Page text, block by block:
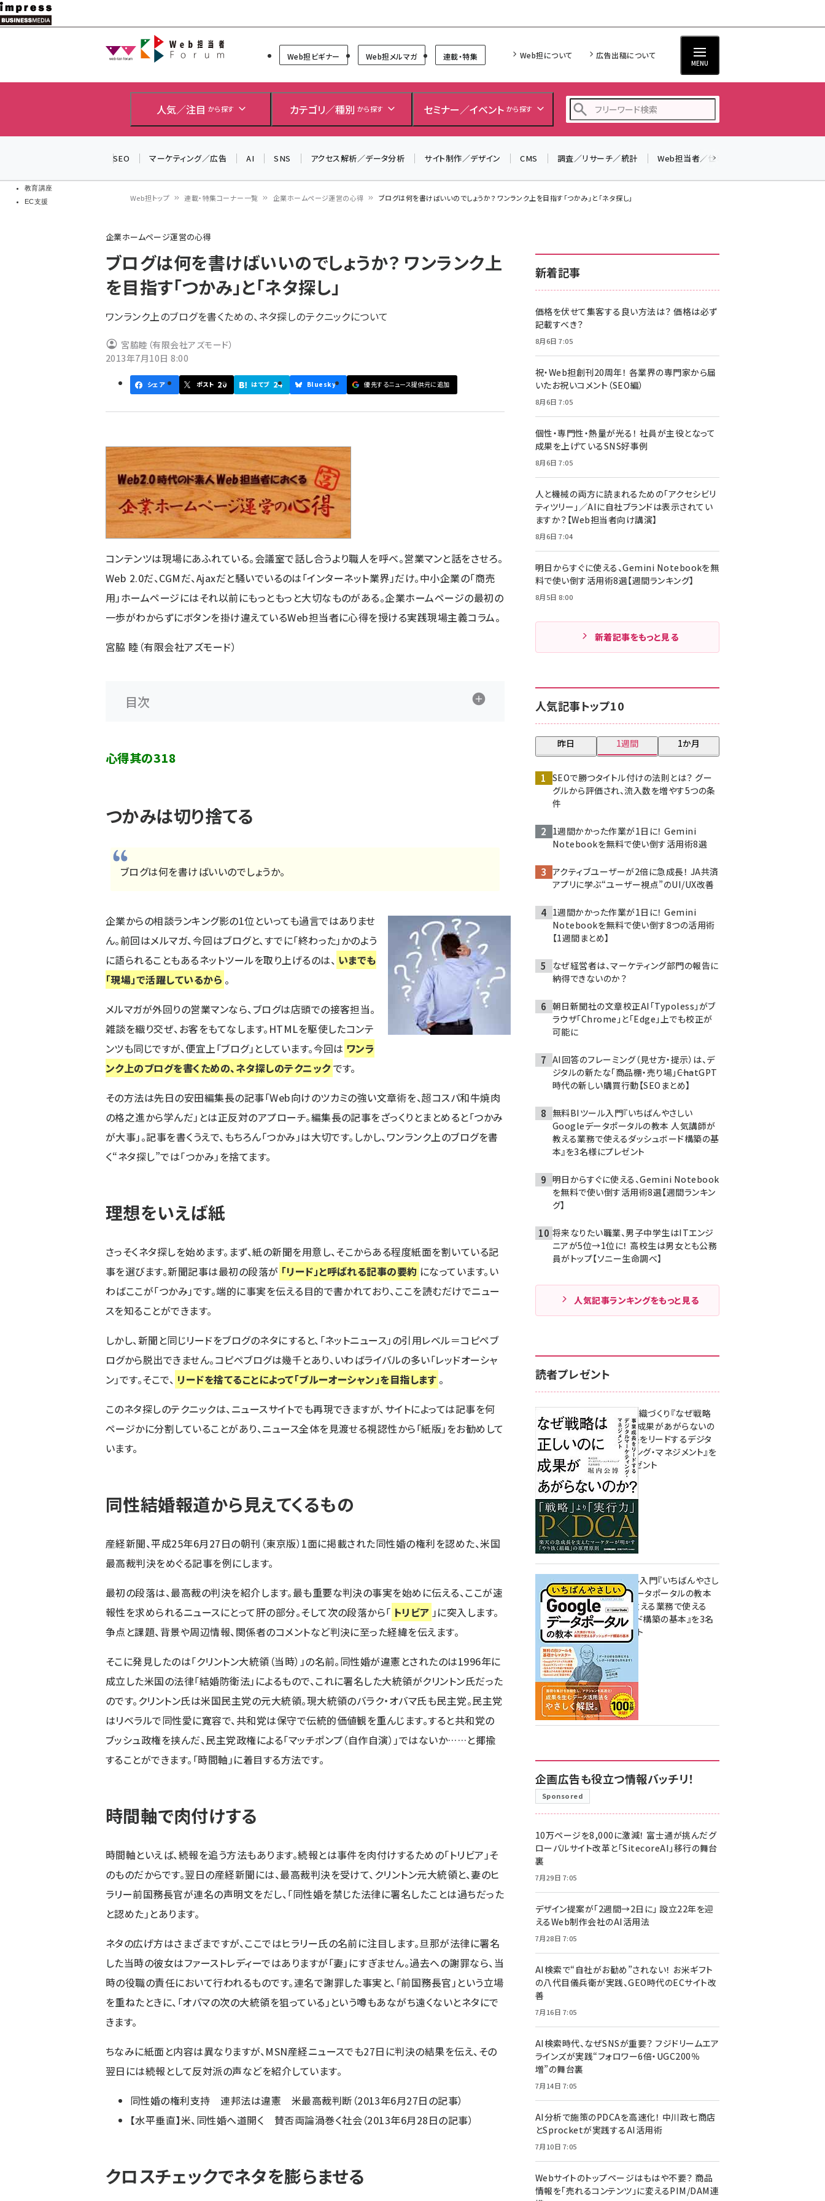
メ
イ
教育講座
EC支援
Web担当者Forum
Web担ビギナー Web担メルマガ 連載・特集 Web担について 広告出稿について
MENU
人気／注目 から探す カテゴリ／種別 から探す セミナー／イベント から探す
z世代 (1622)
meo (1275)
SEO マーケティング／広告 AI SNS アクセス解析／データ分析 サイト制作／デザイン CMS 調査／リサーチ／統計 Web担当者／仕事
ン
く
ず
Web担トップ 連載・特集コーナー一覧 企業ホームページ運営の心得 ブログは何を書けばいいのでしょうか？ ワンランク上を目指す「つかみ」と「ネタ探し」
企業ホームページ運営の心得
ブログは何を書けばいいのでしょうか？ ワンランク上
を目指す「つかみ」と「ネタ探し」
ワンランク上のブログを書くための、ネタ探しのテクニックについて
宮脇睦（有限会社アズモード）
2013年7月10日 8:00
シェア ポスト 20 はてブ 24 Bluesky 優先するニュース提供元に追加
コンテンツは現場にあふれている。会議室で話し合うより職人を呼べ。営業マンと話をさせろ。
Web 2.0だ、CGMだ、Ajaxだと騒いでいるのは「インターネット業界」だけ。中小企業の「商売
用」ホームページにはそれ以前にもっともっと大切なものがある。企業ホームページの最初の
一歩がわからずにボタンを掛け違えているWeb担当者に心得を授ける実践現場主義コラム。
宮脇 睦（有限会社アズモード）
目次
心得其の318
つかみは切り捨てる
ブログは何を書けばいいのでしょうか。
企業からの相談ランキング影の1位といっても過言ではありませ
ん。前回はメルマガ、今回はブログと、すでに「終わった」かのよう
に語られることもあるネットツールを取り上げるのは、 いまでも
「現場」で活躍しているから 。
メルマガが外回りの営業マンなら、ブログは店頭での接客担当。
雑談を織り交ぜ、お客をもてなします。HTMLを駆使したコンテ
ンツも同じですが、便宜上「ブログ」としています。今回は ワンラ
ンク上のブログを書くための、ネタ探しのテクニックです。
その方法は先日の安田編集長の記事「Web向けのツカミの強い文章術を、超コスパ和牛焼肉
の格之進から学んだ」とは正反対のアプローチ。編集長の記事をざっくりとまとめると「つかみ
が大事」。記事を書くうえで、もちろん「つかみ」は大切です。しかし、ワンランク上のブログを書
く“ネタ探し”では「つかみ」を捨てます。
理想をいえば紙
さっそくネタ探しを始めます。まず、紙の新聞を用意し、そこからある程度紙面を割いている記
事を選びます。新聞記事は最初の段落が 「リード」と呼ばれる記事の要約 になっています。い
わばここが「つかみ」です。端的に事実を伝える目的で書かれており、ここを読むだけでニュー
スを知ることができます。
しかし、新聞と同じリードをブログのネタにすると、「ネットニュース」の引用レベル＝コピペブ
ログから脱出できません。コピペブログは幾千とあり、いわばライバルの多い「レッドオーシャ
ン」です。そこで、 リードを捨てることによって「ブルーオーシャン」を目指します 。
このネタ探しのテクニックは、ニュースサイトでも再現できますが、サイトによっては記事を何
ページかに分割していることがあり、ニュース全体を見渡せる視認性から「紙版」をお勧めして
います。
同性結婚報道から見えてくるもの
産経新聞、平成25年6月27日の朝刊（東京版）1面に掲載された同性婚の権利を認めた、米国
最高裁判決をめぐる記事を例にします。
最初の段落は、最高裁の判決を紹介します。最も重要な判決の事実を始めに伝える、ここが速
報性を求められるニュースにとって肝の部分。そして次の段落から「 トリビア 」に突入します。
争点と課題、背景や周辺情報、関係者のコメントなど判決に至った経緯を伝えます。
そこに発見したのは「クリントン大統領（当時）」の名前。同性婚が違憲とされたのは1996年に
成立した米国の法律「結婚防衛法」によるもので、これに署名した大統領がクリントン氏だった
のです。クリントン氏は米国民主党の元大統領。現大統領のバラク・オバマ氏も民主党。民主党
はリベラルで同性愛に寛容で、共和党は保守で伝統的価値観を重んじます。すると共和党の
ブッシュ政権を挟んだ、民主党政権による「マッチポンプ（自作自演）」ではないか……と揶揄
することができます。「時間軸」に着目する方法です。
時間軸で肉付けする
時間軸といえば、続報を追う方法もあります。続報とは事件を肉付けするための「トリビア」そ
のものだからです。翌日の産経新聞には、最高裁判決を受けて、クリントン元大統領と、妻のヒ
ラリー前国務長官が連名の声明文をだし、「同性婚を禁じた法律に署名したことは過ちだった
と認めた」とあります。
ネタの広げ方はさまざまですが、ここではヒラリー氏の名前に注目します。旦那が法律に署名
した当時の彼女はファーストレディーではありますが「妻」にすぎません。過去への謝罪なら、当
時の役職の責任において行われるものです。連名で謝罪した事実と、「前国務長官」という立場
を重ねたときに、「オバマの次の大統領を狙っている」という噂もあながち遠くないとネタにで
きます。
ちなみに紙面と内容は異なりますが、MSN産経ニュースでも27日に判決の結果を伝え、その
翌日には続報として反対派の声などを紹介しています。
同性婚の権利支持 連邦法は違憲 米最高裁判断 （2013年6月27日の記事）
【水平垂直】米、同性婚へ道開く 賛否両論渦巻く社会（2013年6月28日の記事）
クロスチェックでネタを膨らませる
新着記事
価格を伏せて集客する良い方法は？ 価格は必ず
記載すべき？
8月6日 7:05
祝・Web担創刊20周年！ 各業界の専門家から届
いたお祝いコメント（SEO編）
8月6日 7:05
個性・専門性・熱量が光る！ 社員が主役となって
成果を上げているSNS好事例
8月6日 7:05
人と機械の両方に読まれるための「アクセシビリ
ティツリー」／AIに自社ブランドは表示されてい
ますか？【Web担当者向け講演】
8月6日 7:04
明日からすぐに使える、Gemini Notebookを無
料で使い倒す活用術8選【週間ランキング】
8月5日 8:00
新着記事をもっと見る
人気記事トップ10
昨日 1週間 1か月
SEOで勝つタイトル付けの法則とは？ グー
グルから評価され、流入数を増やす5つの条
件
1週間かかった作業が1日に！ Gemini
Notebookを無料で使い倒す活用術8選
アクティブユーザーが2倍に急成長！ JA共済
アプリに学ぶ“ユーザー視点”のUI/UX改善
1週間かかった作業が1日に！ Gemini
Notebookを無料で使い倒す8つの活用術
【1週間まとめ】
なぜ経営者は、マーケティング部門の報告に
納得できないのか？
朝日新聞社の文章校正AI「Typoless」がブ
ラウザ「Chrome」と「Edge」上でも校正が
可能に
AI回答のフレーミング（見せ方・提示）は、デ
ジタルの新たな「商品棚・売り場」――ChatGPT
時代の新しい購買行動【SEOまとめ】
無料BIツール入門『いちばんやさしい
Googleデータポータルの教本 人気講師が
教える業務で使えるダッシュボード構築の基
本』を3名様にプレゼント
明日からすぐに使える、Gemini Notebook
を無料で使い倒す活用術8選【週間ランキン
グ】
将来なりたい職業、男子中学生はITエンジ
ニアが5位→1位に！ 高校生は男女とも公務
員がトップ【ソニー生命調べ】
人気記事ランキングをもっと見る
読者プレゼント
成果を生む組織づくり『なぜ戦略
は正しいのに成果があがらないの
か？ 事業成長をリードするデジタ
ルマーケティング・マネジメント』を
3名様にプレゼント
10:00
無料BIツール入門『いちばんやさし
いGoogleデータポータルの教本
人気講師が教える業務で使える
ダッシュボード構築の基本』を3名
様にプレゼント
7月31日 10:00
企画広告も役立つ情報バッチリ！
Sponsored
10万ページを8,000に激減！ 富士通が挑んだグ
ローバルサイト改革と「SitecoreAI」移行の舞台
裏
7月29日 7:05
デザイン提案が「2週間→2日に」 設立22年を迎
えるWeb制作会社のAI活用法
7月28日 7:05
AI検索で“自社がお勧め”されない！ お米ギフト
の八代目儀兵衛が実践、GEO時代のECサイト改
善
7月16日 7:05
AI検索時代、なぜSNSが重要？ フジドリームエア
ラインズが実践“フォロワー6倍・UGC200％
増”の舞台裏
7月14日 7:05
AI分析で施策のPDCAを高速化！ 中川政七商店
とSprocketが実践するAI活用術
7月10日 7:05
Webサイトのトップページはもはや不要？ 商品
情報を「売れるコンテンツ」に変えるPIM/DAM連
7月24日で創刊20周年。ご回答者には抽選でプレゼントを
▼アンケートページはこちらから▼